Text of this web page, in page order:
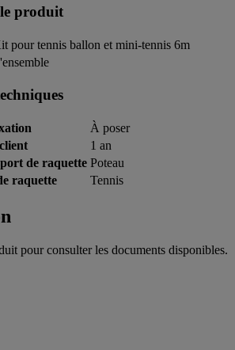
produit
pour tennis ballon et mini-tennis 6m
À poser
1 an
de raquette Poteau
raquette
Tennis
pour consulter les documents disponibles.